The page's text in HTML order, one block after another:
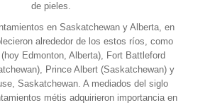
de pieles.
en Saskatchewan y Alberta, en
alrededor de los estos ríos, como
Edmonton, Alberta), Fort Battleford
Prince Albert (Saskatchewan) y
Saskatchewan. A mediados del siglo
métis adquirieron importancia en